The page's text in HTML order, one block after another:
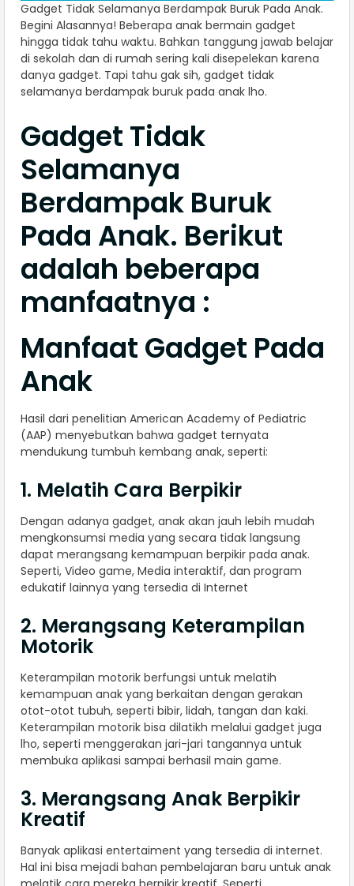
Gadget Tidak Selamanya Berdampak Buruk Pada Anak.
Begini Alasannya! Beberapa anak bermain gadget
hingga tidak tahu waktu. Bahkan tanggung jawab belajar
di sekolah dan di rumah sering kali disepelekan karena
danya gadget. Tapi tahu gak sih, gadget tidak
selamanya berdampak buruk pada anak lho.
Gadget Tidak
Selamanya
Berdampak Buruk
Pada Anak. Berikut
adalah beberapa
manfaatnya :
Manfaat Gadget Pada
Anak
Hasil dari penelitian American Academy of Pediatric
(AAP) menyebutkan bahwa gadget ternyata
mendukung tumbuh kembang anak, seperti:
1. Melatih Cara Berpikir
Dengan adanya gadget, anak akan jauh lebih mudah
mengkonsumsi media yang secara tidak langsung
dapat merangsang kemampuan berpikir pada anak.
Seperti, Video game, Media interaktif, dan program
edukatif lainnya yang tersedia di Internet
2. Merangsang Keterampilan
Motorik
Keterampilan motorik berfungsi untuk melatih
kemampuan anak yang berkaitan dengan gerakan
otot-otot tubuh, seperti bibir, lidah, tangan dan kaki.
Keterampilan motorik bisa dilatikh melalui gadget juga
lho, seperti menggerakan jari-jari tangannya untuk
membuka aplikasi sampai berhasil main game.
3. Merangsang Anak Berpikir
Kreatif
Banyak aplikasi entertaiment yang tersedia di internet.
Hal ini bisa mejadi bahan pembelajaran baru untuk anak